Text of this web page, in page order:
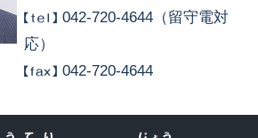
042-720-4644（留守電対
応）
042-720-4644